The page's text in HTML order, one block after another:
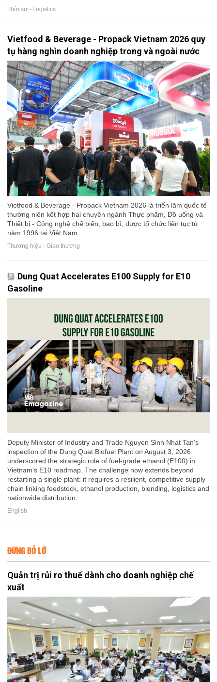
Thời sự - Logistics
Vietfood & Beverage - Propack Vietnam 2026 quy
tụ hàng nghìn doanh nghiệp trong và ngoài nước
Vietfood & Beverage - Propack Vietnam 2026 là triển lãm quốc tế
thường niên kết hợp hai chuyên ngành Thực phẩm, Đồ uống và
Thiết bị - Công nghệ chế biến, bao bì, được tổ chức liên tục từ
năm 1996 tại Việt Nam.
Thương hiệu - Giao thương
Dung Quat Accelerates E100 Supply for E10
Gasoline
Deputy Minister of Industry and Trade Nguyen Sinh Nhat Tan’s
inspection of the Dung Quat Biofuel Plant on August 3, 2026
underscored the strategic role of fuel-grade ethanol (E100) in
Vietnam’s E10 roadmap. The challenge now extends beyond
restarting a single plant: it requires a resilient, competitive supply
chain linking feedstock, ethanol production, blending, logistics and
nationwide distribution.
English
ĐỪNG BỎ LỠ
Quản trị rủi ro thuế dành cho doanh nghiệp chế
xuất